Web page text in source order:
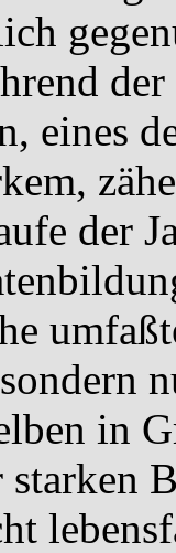
eines
der
in